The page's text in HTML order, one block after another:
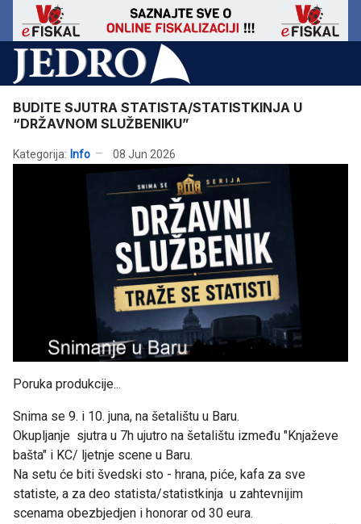
BUDITE SJUTRA STATISTA/STATISTKINJA U
“DRŽAVNOM SLUŽBENIKU”
Kategorija: Info 08 Jun 2026
Poruka produkcije...
Snima se 9. i 10. juna, na šetalištu u Baru.
Okupljanje sjutra u 7h ujutro na šetalištu između "Knjaževe
bašta" i KC/ ljetnje scene u Baru.
Na setu će biti švedski sto - hrana, piće, kafa za sve
statiste, a za deo statista/statistkinja u zahtevnijim
scenama obezbjedjen i honorar od 30 eura.